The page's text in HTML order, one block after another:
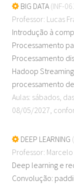
BIG DATA (INF-
Professor: Lucas
Introdução à
Processamento
Processamento
Hadoop
processamento
Aulas: sábados,
08/05/2027,
DEEP LEARNING
Professor:
Deep learning e
Convolução: